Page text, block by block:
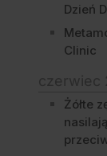
Dzień
Clinic
Żółte